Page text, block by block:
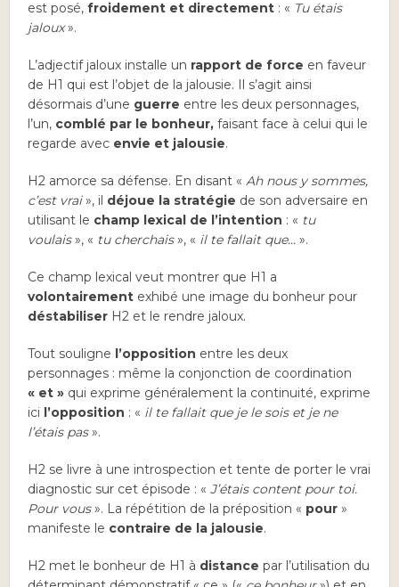
est posé,froidement et directement : « Tu étais
jaloux».
L’adjectif jaloux installe un rapport de force en faveur
de H1 qui est l’objet de la jalousie. Il s’agit ainsi
désormais d’une guerre entre les deux personnages,
l’un, comblé par le bonheur, faisant face à celui qui le
regarde avec envie et jalousie.
H2 amorce sa défense. En disant «Ah nous y sommes,
c’est vrai», il déjoue la stratégie de son adversaire en
utilisant le champ lexical de l’intention : « tu
voulais», « tu cherchais», « il te fallait que… ».
Ce champ lexical veut montrer que H1 a
volontairement exhibé une image du bonheur pour
déstabiliser H2 et le rendre jaloux.
Tout souligne l’opposition entre les deux
personnages : même la conjonction de coordination
« et » qui exprime généralement la continuité, exprime
ici l’opposition : « il te fallait que je le sois et je ne
l’étais pas».
H2 se livre à une introspection et tente de porter le vrai
diagnostic sur cet épisode : « J’étais content pour toi.
Pour vous». La répétition de la préposition « pour»
manifeste le contraire de la jalousie.
H2 met le bonheur de H1 à distance par l’utilisation du